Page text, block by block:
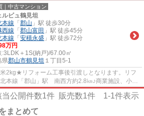
｜中古マンション
ルビュ鶴見坦
本線 「 郡山 」駅 徒歩30分
西線 「 郡山富田 」駅 徒歩45分
本線 「 安積永盛 」駅 徒歩72分
万円
:3LDK＋1S(納戸)/67.00㎡
県郡山市鶴見坦 １丁目5-1
2kg★リフォーム工事後引渡しとなります。リフ
本線「郡山」駅 南西方約2.8㎞♪商業施設、小学
も◎
当公開件数1件 販売数1件 1-1件表示
まとめて